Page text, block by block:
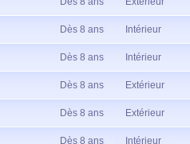
Dès 8 ans Intérieur
Dès 8 ans Intérieur
Dès 8 ans Extérieur
Dès 8 ans Extérieur
Dès 8 ans Intérieur